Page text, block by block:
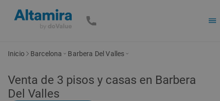
Inicio Barcelona Barbera Del Valles
Venta de 3 pisos y casas en Barbera
Del Valles